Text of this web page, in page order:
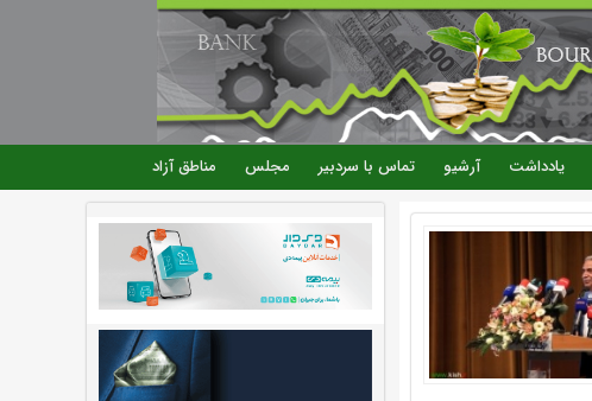
یادداشت آرشیو تماس با سردبیر مجلس مناطق آزاد